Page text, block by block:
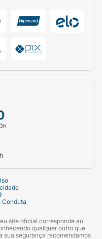
Conduta
site oficial corresponde ao
qualquer outro que
sua segurança recomendamos